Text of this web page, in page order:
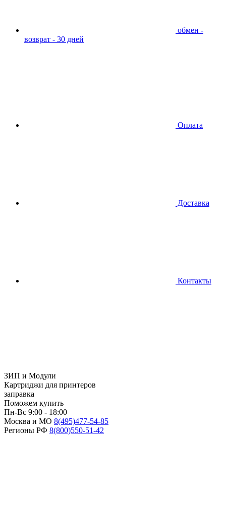
обмен -
возврат - 30 дней
Оплата
Доставка
Контакты
ЗИП и Модули
Картриджи для принтеров
заправка
Поможем купить
Пн-Вс 9:00 - 18:00
Москва и МО 8(495)477-54-85
Регионы РФ 8(800)550-51-42